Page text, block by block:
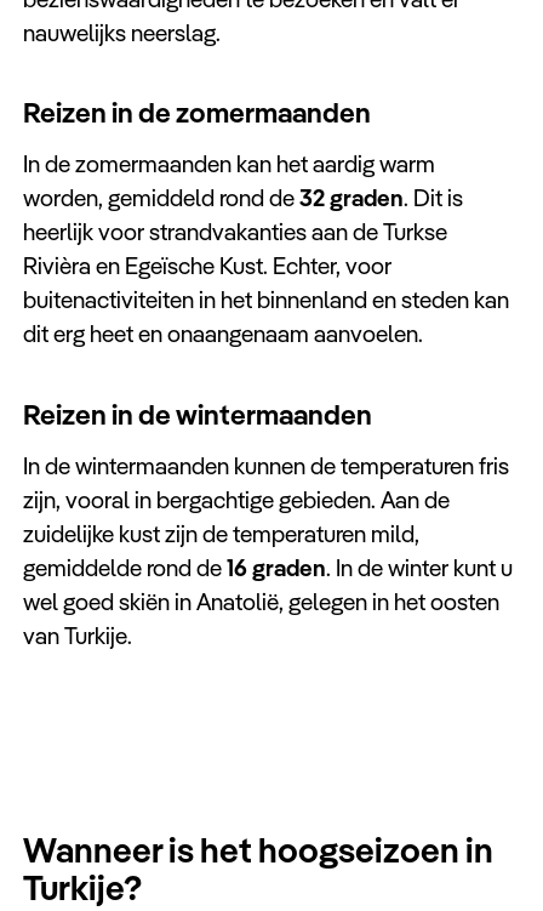
nauwelijks neerslag.
Reizen in de zomermaanden
In de zomermaanden kan het aardig warm
worden, gemiddeld rond de32 graden. Dit is
heerlijk voor strandvakanties aan de Turkse
Rivièra en Egeïsche Kust. Echter, voor
buitenactiviteiten in het binnenland en steden kan
dit erg heet en onaangenaam aanvoelen.
Reizen in de wintermaanden
In de wintermaanden kunnen de temperaturen fris
zijn, vooral in bergachtige gebieden. Aan de
zuidelijke kust zijn de temperaturen mild,
gemiddelde rond de16 graden. In de winter kunt u
wel goed skiën in Anatolië, gelegen in het oosten
van Turkije.
Wanneer is het hoogseizoen in
Turkije?